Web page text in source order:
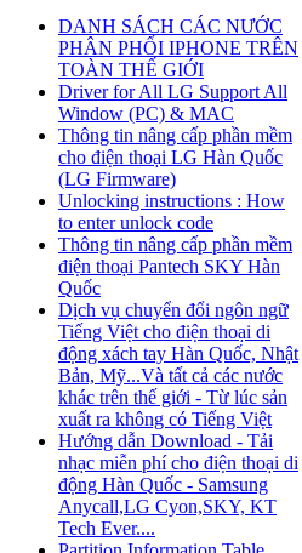
DANH SÁCH CÁC NƯỚC
PHÂN PHỐI IPHONE TRÊN
TOÀN THẾ GIỚI
Driver for All LG Support All
Window (PC) & MAC
Thông tin nâng cấp phần mềm
cho điện thoại LG Hàn Quốc
(LG Firmware)
Unlocking instructions : How
to enter unlock code
Thông tin nâng cấp phần mềm
điện thoại Pantech SKY Hàn
Quốc
Dịch vụ chuyển đổi ngôn ngữ
Tiếng Việt cho điện thoại di
động xách tay Hàn Quốc, Nhật
Bản, Mỹ...Và tất cả các nước
khác trên thế giới - Từ lúc sản
xuất ra không có Tiếng Việt
Hướng dẫn Download - Tải
nhạc miễn phí cho điện thoại di
động Hàn Quốc - Samsung
Anycall,LG Cyon,SKY, KT
Tech Ever....